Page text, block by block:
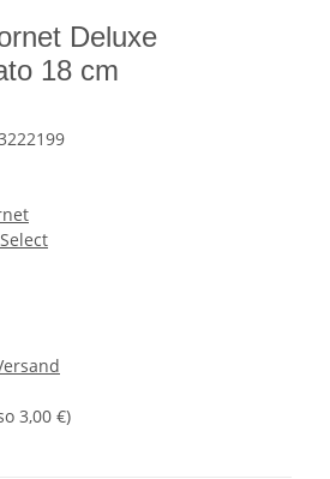
Deluxe
18 cm
3,00 €)